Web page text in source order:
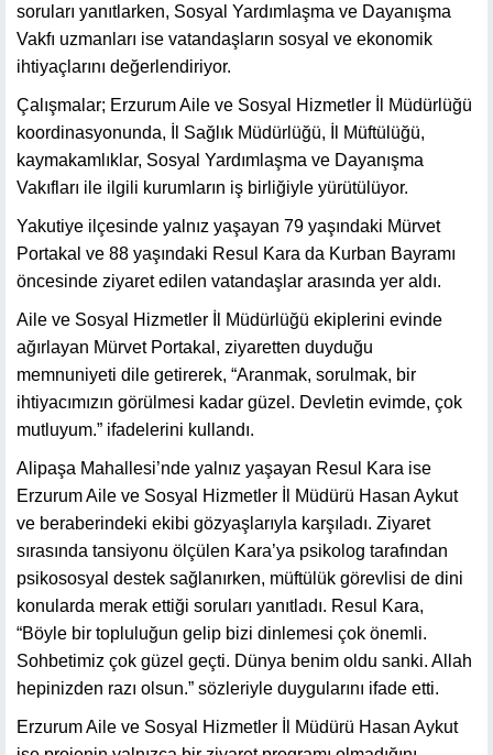
soruları yanıtlarken, Sosyal Yardımlaşma ve Dayanışma
Vakfı uzmanları ise vatandaşların sosyal ve ekonomik
ihtiyaçlarını değerlendiriyor.
Çalışmalar; Erzurum Aile ve Sosyal Hizmetler İl Müdürlüğü
koordinasyonunda, İl Sağlık Müdürlüğü, İl Müftülüğü,
kaymakamlıklar, Sosyal Yardımlaşma ve Dayanışma
Vakıfları ile ilgili kurumların iş birliğiyle yürütülüyor.
Yakutiye ilçesinde yalnız yaşayan 79 yaşındaki Mürvet
Portakal ve 88 yaşındaki Resul Kara da Kurban Bayramı
öncesinde ziyaret edilen vatandaşlar arasında yer aldı.
Aile ve Sosyal Hizmetler İl Müdürlüğü ekiplerini evinde
ağırlayan Mürvet Portakal, ziyaretten duyduğu
memnuniyeti dile getirerek, “Aranmak, sorulmak, bir
ihtiyacımızın görülmesi kadar güzel. Devletin evimde, çok
mutluyum.” ifadelerini kullandı.
Alipaşa Mahallesi’nde yalnız yaşayan Resul Kara ise
Erzurum Aile ve Sosyal Hizmetler İl Müdürü Hasan Aykut
ve beraberindeki ekibi gözyaşlarıyla karşıladı. Ziyaret
sırasında tansiyonu ölçülen Kara’ya psikolog tarafından
psikososyal destek sağlanırken, müftülük görevlisi de dini
konularda merak ettiği soruları yanıtladı. Resul Kara,
“Böyle bir topluluğun gelip bizi dinlemesi çok önemli.
Sohbetimiz çok güzel geçti. Dünya benim oldu sanki. Allah
hepinizden razı olsun.” sözleriyle duygularını ifade etti.
Erzurum Aile ve Sosyal Hizmetler İl Müdürü Hasan Aykut